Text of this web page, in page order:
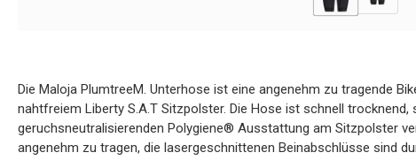
Die Maloja PlumtreeM. Unterhose ist eine angenehm zu tragende
nahtfreiem Liberty S.A.T Sitzpolster. Die Hose ist schnell
geruchsneutralisierenden Polygiene® Ausstattung am Sitzpolster
angenehm zu tragen, die lasergeschnittenen Beinabschlüsse sind